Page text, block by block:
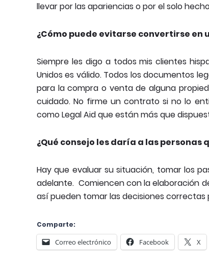
llevar por las apariencias o por el solo
¿Cómo puede evitarse convertirse en
Siempre les digo a todos mis clientes
Unidos es válido. Todos los documentos
para la compra o venta de alguna
cuidado. No firme un contrato si no lo
como Legal Aid que están más que
¿Qué consejo les daría a las
Hay que evaluar su situación, tomar los
adelante. Comiencen con la elaboración
así pueden tomar las decisiones
Comparte:
Correo electrónico Facebook X